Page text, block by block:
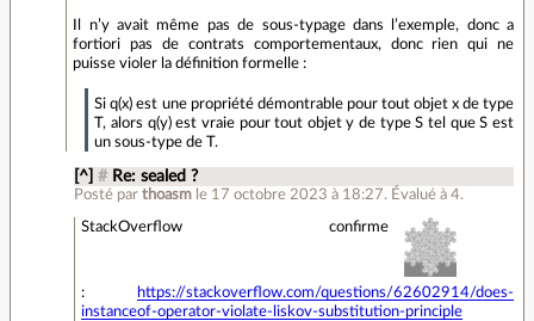
Il n’y avait même pas de sous-typage dans l’exemple, donc a
fortiori pas de contrats comportementaux, donc rien qui ne
puisse violer la définition formelle :
Si q(x) est une propriété démontrable pour tout objet x de type
T, alors q(y) est vraie pour tout objet y de type S tel que S est
un sous-type de T.
[^] # Re: sealed ?
Posté par thoasm le 17 octobre 2023 à 18:27. Évalué à 4.
StackOverflow confirme
:
https://stackoverflow.com/questions/62602914/does-
instanceof-operator-violate-liskov-substitution-principle